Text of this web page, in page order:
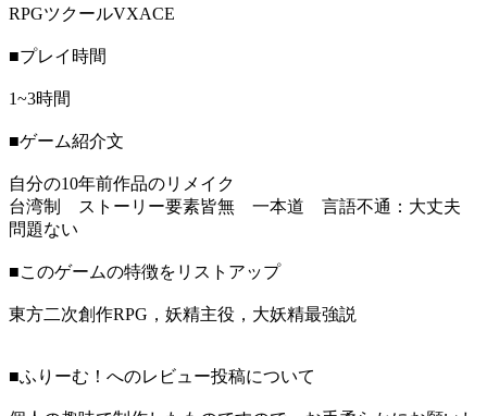
RPGツクールVXACE
■プレイ時間
1~3時間
■ゲーム紹介文
自分の10年前作品のリメイク
台湾制 ストーリー要素皆無 一本道 言語不通：大丈夫
問題ない
■このゲームの特徴をリストアップ
東方二次創作RPG，妖精主役，大妖精最強説
■ふりーむ！へのレビュー投稿について